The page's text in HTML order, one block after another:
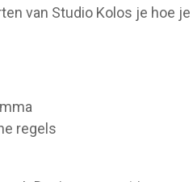
van Studio Kolos je hoe
regels